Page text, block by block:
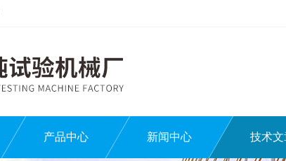
产品中心 新闻中心 技术文